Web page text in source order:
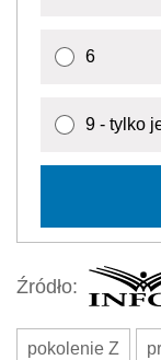
6
9 - tylko
Źródło:
pokolenie Z